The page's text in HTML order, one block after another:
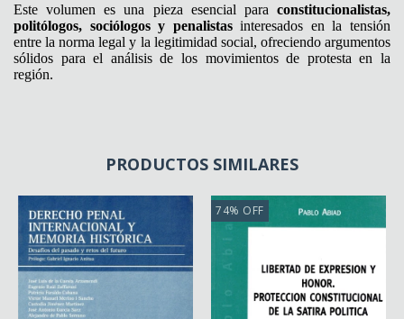
Este volumen es una pieza esencial para constitucionalistas,
politólogos, sociólogos y penalistasinteresados en la tensión
entre la norma legal y la legitimidad social, ofreciendo argumentos
sólidos para el análisis de los movimientos de protesta en la
región.
PRODUCTOS SIMILARES
74% OFF